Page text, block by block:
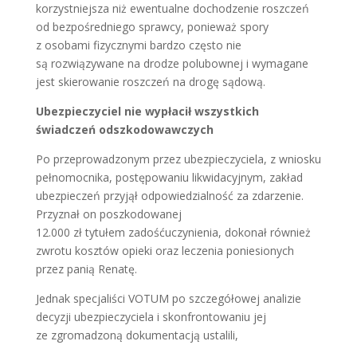
korzystniejsza niż ewentualne dochodzenie roszczeń
od bezpośredniego sprawcy, ponieważ spory
z osobami fizycznymi bardzo często nie
są rozwiązywane na drodze polubownej i wymagane
jest skierowanie roszczeń na drogę sądową.
Ubezpieczyciel nie wypłacił wszystkich
świadczeń odszkodowawczych
Po przeprowadzonym przez ubezpieczyciela, z wniosku
pełnomocnika, postępowaniu likwidacyjnym, zakład
ubezpieczeń przyjął odpowiedzialność za zdarzenie.
Przyznał on poszkodowanej
12.000 zł tytułem zadośćuczynienia, dokonał również
zwrotu kosztów opieki oraz leczenia poniesionych
przez panią Renatę.
Jednak specjaliści VOTUM po szczegółowej analizie
decyzji ubezpieczyciela i skonfrontowaniu jej
ze zgromadzoną dokumentacją ustalili,